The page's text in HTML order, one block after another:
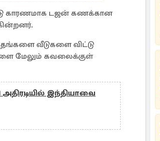
காரணமாக டஜன் கணக்கான
வீடுகளை விட்டு
மேலும் கவலைக்குள்
இந்தியாவை